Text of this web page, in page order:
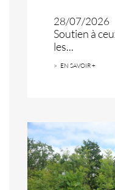
28/07/2026
Soutien à
les...
EN SAVOIR +